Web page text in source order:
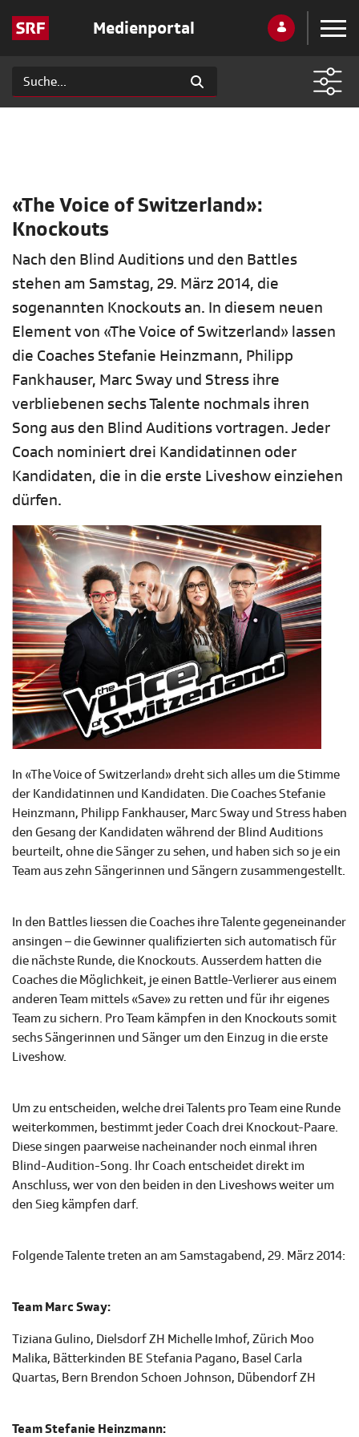
Medienportal
«The Voice of Switzerland»:
Knockouts
Nach den Blind Auditions und den Battles
stehen am Samstag, 29. März 2014, die
sogenannten Knockouts an. In diesem neuen
Element von «The Voice of Switzerland» lassen
die Coaches Stefanie Heinzmann, Philipp
Fankhauser, Marc Sway und Stress ihre
verbliebenen sechs Talente nochmals ihren
Song aus den Blind Auditions vortragen. Jeder
Coach nominiert drei Kandidatinnen oder
Kandidaten, die in die erste Liveshow einziehen
dürfen.
In «The Voice of Switzerland» dreht sich alles um die Stimme
der Kandidatinnen und Kandidaten. Die Coaches Stefanie
Heinzmann, Philipp Fankhauser, Marc Sway und Stress haben
den Gesang der Kandidaten während der Blind Auditions
beurteilt, ohne die Sänger zu sehen, und haben sich so je ein
Team aus zehn Sängerinnen und Sängern zusammengestellt.
In den Battles liessen die Coaches ihre Talente gegeneinander
ansingen – die Gewinner qualifizierten sich automatisch für
die nächste Runde, die Knockouts. Ausserdem hatten die
Coaches die Möglichkeit, je einen Battle-Verlierer aus einem
anderen Team mittels «Save» zu retten und für ihr eigenes
Team zu sichern. Pro Team kämpfen in den Knockouts somit
sechs Sängerinnen und Sänger um den Einzug in die erste
Liveshow.
Um zu entscheiden, welche drei Talents pro Team eine Runde
weiterkommen, bestimmt jeder Coach drei Knockout-Paare.
Diese singen paarweise nacheinander noch einmal ihren
Blind-Audition-Song. Ihr Coach entscheidet direkt im
Anschluss, wer von den beiden in den Liveshows weiter um
den Sieg kämpfen darf.
Folgende Talente treten an am Samstagabend, 29. März 2014:
Team Marc Sway:
Tiziana Gulino, Dielsdorf ZH Michelle Imhof, Zürich Moo
Malika, Bätterkinden BE Stefania Pagano, Basel Carla
Quartas, Bern Brendon Schoen Johnson, Dübendorf ZH
Team Stefanie Heinzmann: